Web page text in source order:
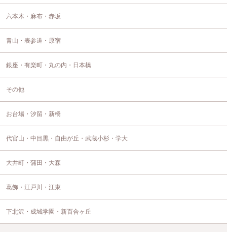
六本木・麻布・赤坂
青山・表参道・原宿
銀座・有楽町・丸の内・日本橋
その他
お台場・汐留・新橋
代官山・中目黒・自由が丘・武蔵小杉・学大
大井町・蒲田・大森
葛飾・江戸川・江東
下北沢・成城学園・新百合ヶ丘